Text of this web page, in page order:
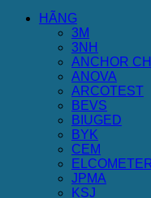
HÃNG
3M
3NH
ANCHOR
ANOVA
ARCOTEST
BEVS
BIUGED
BYK
CEM
JPMA
KSJ